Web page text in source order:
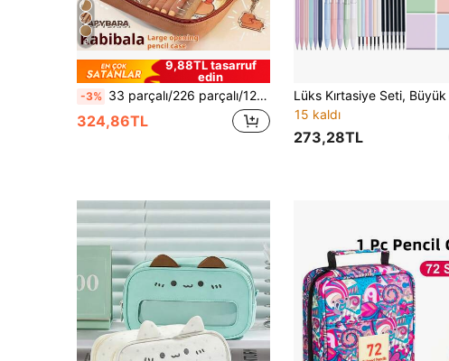
8
9,88TL tasarruf
edin
-3% 33 parçalı/226 parçalı/127 parçalı/47 parçalı Kapibara Kırtasiye Seti, Sevimli Kapibara Kalem Kutusu, Çok Katmanlı Öğrenci Kırtasiye Kutusu (Etiketler, Anahtarlıklar, Broşlar ve Diğer Hediye Eşyaları İçerir)
324,86TL
15 kaldı
273,28TL